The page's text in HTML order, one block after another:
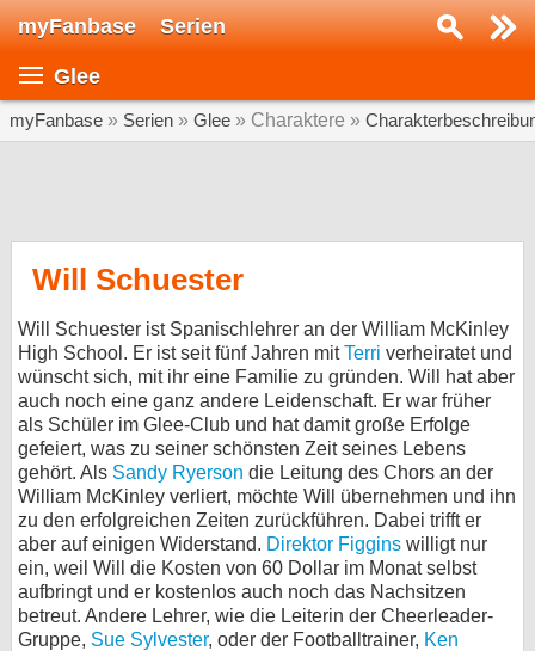
myFanbase Serien
Glee
myFanbase » Serien » Glee » Charaktere »
Will Schuester
Will Schuester ist Spanischlehrer an der William McKinley
High School. Er ist seit fünf Jahren mitTerri verheiratet und
wünscht sich, mit ihr eine Familie zu gründen. Will hat aber
auch noch eine ganz andere Leidenschaft. Er war früher
als Schüler im Glee-Club und hat damit große Erfolge
gefeiert, was zu seiner schönsten Zeit seines Lebens
gehört. Als Sandy Ryerson die Leitung des Chors an der
William McKinley verliert, möchte Will übernehmen und ihn
zu den erfolgreichen Zeiten zurückführen. Dabei trifft er
aber auf einigen Widerstand. Direktor Figgins willigt nur
ein, weil Will die Kosten von 60 Dollar im Monat selbst
aufbringt und er kostenlos auch noch das Nachsitzen
betreut. Andere Lehrer, wie die Leiterin der Cheerleader-
Gruppe, Sue Sylvester, oder der Footballtrainer, Ken
Serie suchen...
SERIEN
KULTUR
Specials
SERVICE
Gewinnspiele
Forum
bei X
bei Facebook